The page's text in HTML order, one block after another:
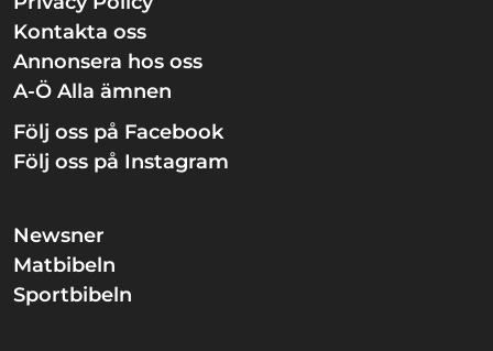
Kontakta oss
Annonsera hos oss
A-Ö Alla ämnen
Följ oss på Facebook
Följ oss på Instagram
Newsner
Matbibeln
Sportbibeln